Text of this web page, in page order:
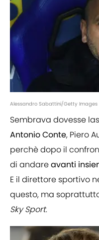
Alessandro Sabattini/Getty Images
Sembrava dovesse
AntonioConte, Piero
perchè dopo il
di andareavanti
E il direttore sportivo
questo, ma
Sky Sport.